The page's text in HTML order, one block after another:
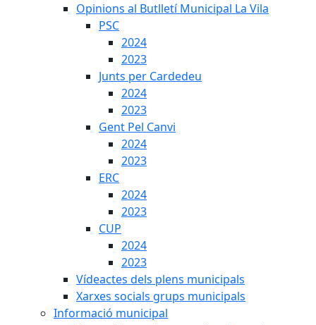
Opinions al Butlletí Municipal La Vila
PSC
2024
2023
Junts per Cardedeu
2024
2023
Gent Pel Canvi
2024
2023
ERC
2024
2023
CUP
2024
2023
Vídeactes dels plens municipals
Xarxes socials grups municipals
Informació municipal